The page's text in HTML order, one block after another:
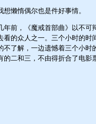
想懒惰偶尔也是件好事情。
年前，《魔戒首部曲》以不可
看的众人之一。三个小时的时
不了解，一边遗憾着三个小时
的二和三，不由得折合了电影